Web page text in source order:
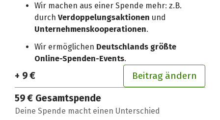
Wir machen aus einer Spende mehr: z.B.
durchVerdoppelungsaktionen und
Unternehmenskooperationen.
Wir ermöglichen Deutschlands größte
Online-Spenden-Events.
+ 9 € Beitrag ändern
59 € Gesamtspende
Deine Spende macht einen Unterschied